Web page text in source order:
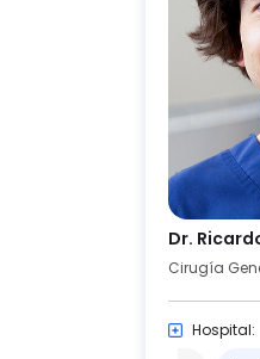
Dr.
Cirugía
Hospital: